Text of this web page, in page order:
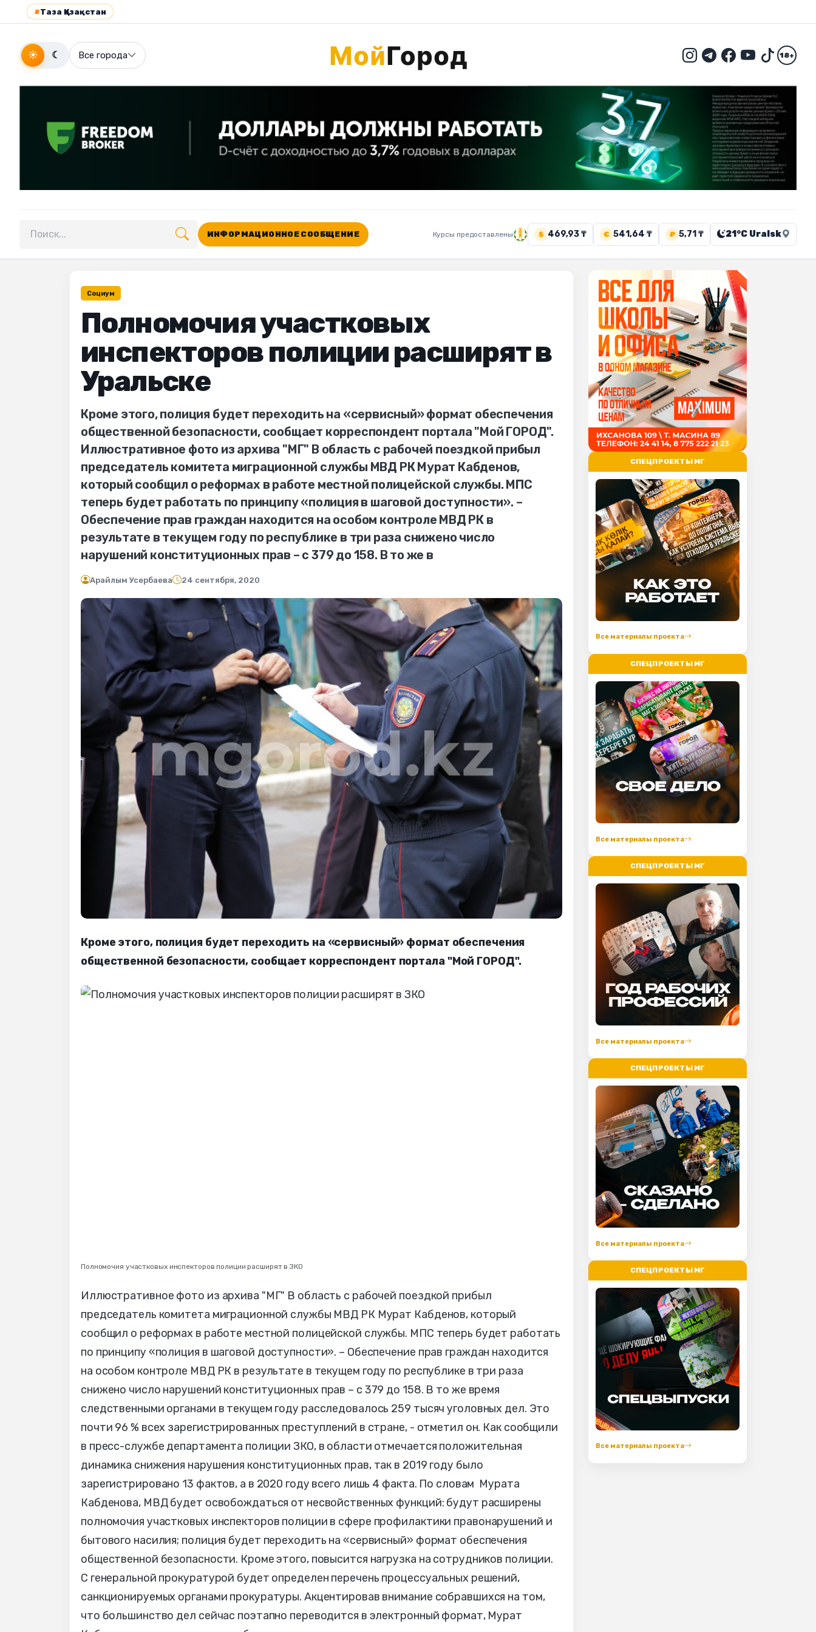
#Таза Қазақстан
☀ ☾ Все города 18+
Поиск по сайту
ИНФОРМАЦИОННОЕ СООБЩЕНИЕ Курсы предоставлены $ 469,93 ₸ € 541,64 ₸ ₽ 5,71 ₸ 21°C Uralsk
Социум
Полномочия участковых
инспекторов полиции расширят в
Уральске
Кроме этого, полиция будет переходить на «сервисный» формат обеспечения
общественной безопасности, сообщает корреспондент портала "Мой ГОРОД".
Иллюстративное фото из архива "МГ" В область с рабочей поездкой прибыл
председатель комитета миграционной службы МВД РК Мурат Кабденов,
который сообщил о реформах в работе местной полицейской службы. МПС
теперь будет работать по принципу «полиция в шаговой доступности». –
Обеспечение прав граждан находится на особом контроле МВД РК в
результате в текущем году по республике в три раза снижено число
нарушений конституционных прав – с 379 до 158. В то же в
Арайлым Усербаева 24 сентября, 2020
Кроме этого, полиция будет переходить на «сервисный» формат обеспечения
общественной безопасности, сообщает корреспондент портала "Мой ГОРОД".
Полномочия участковых инспекторов полиции расширят в ЗКО
Иллюстративное фото из архива "МГ" В область с рабочей поездкой прибыл
председатель комитета миграционной службы МВД РК Мурат Кабденов, который
сообщил о реформах в работе местной полицейской службы. МПС теперь будет работать
по принципу «полиция в шаговой доступности». – Обеспечение прав граждан находится
на особом контроле МВД РК в результате в текущем году по республике в три раза
снижено число нарушений конституционных прав – с 379 до 158. В то же время
следственными органами в текущем году расследовалось 259 тысяч уголовных дел. Это
почти 96 % всех зарегистрированных преступлений в стране, - отметил он. Как сообщили
в пресс-службе департамента полиции ЗКО, в области отмечается положительная
динамика снижения нарушения конституционных прав, так в 2019 году было
зарегистрировано 13 фактов, а в 2020 году всего лишь 4 факта. По словам Мурата
Кабденова, МВД будет освобождаться от несвойственных функций: будут расширены
полномочия участковых инспекторов полиции в сфере профилактики правонарушений и
бытового насилия; полиция будет переходить на «сервисный» формат обеспечения
общественной безопасности. Кроме этого, повысится нагрузка на сотрудников полиции.
С генеральной прокуратурой будет определен перечень процессуальных решений,
санкционируемых органами прокуратуры. Акцентировав внимание собравшихся на том,
что большинство дел сейчас поэтапно переводится в электронный формат, Мурат
СПЕЦПРОЕКТЫ МГ
Все материалы проекта
СПЕЦПРОЕКТЫ МГ
Все материалы проекта
СПЕЦПРОЕКТЫ МГ
Все материалы проекта
СПЕЦПРОЕКТЫ МГ
Все материалы проекта
СПЕЦПРОЕКТЫ МГ
Все материалы проекта